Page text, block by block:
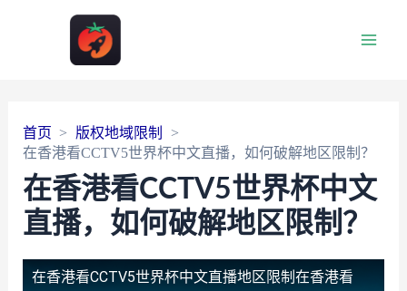
首页
版权地域限制
在香港看CCTV5世界杯中文直播，如何破解地区限制？
在香港看CCTV5世界杯中文
直播，如何破解地区限制？
在香港看CCTV5世界杯中文直播地区限制 在香港看